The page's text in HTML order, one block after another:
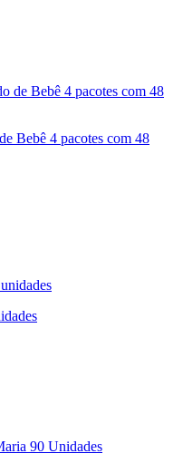
Bebê 4 pacotes com 48